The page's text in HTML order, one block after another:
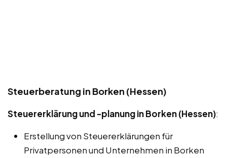
Steuerberatung in Borken (Hessen)
Steuererklärung und -planung in Borken (Hessen):
Erstellung von Steuererklärungen für
Privatpersonen und Unternehmen in Borken